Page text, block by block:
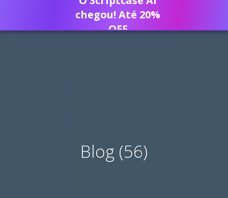
Blog (56)
chegou! Até 20%
OFF